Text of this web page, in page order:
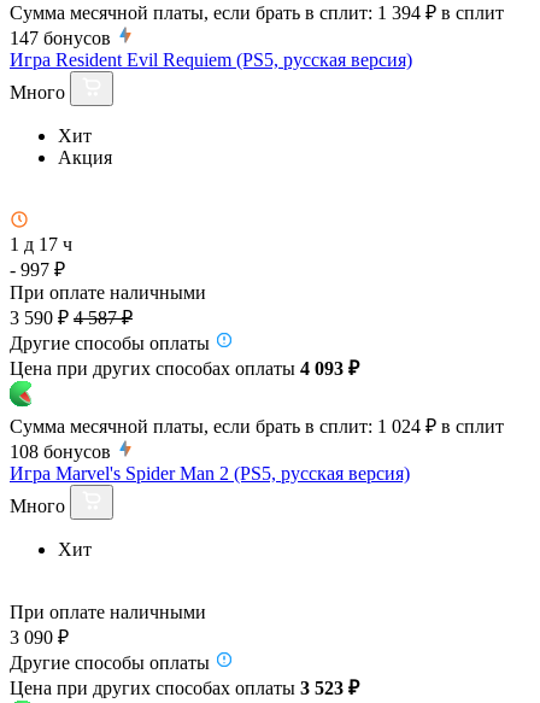
Сумма месячной платы, если брать в сплит: 1 394 ₽ в сплит
147 бонусов
Игра Resident Evil Requiem (PS5, русская версия)
Много
Хит
Акция
1 д 17 ч
- 997 ₽
При оплате наличными
3 590 ₽ 4 587 ₽
Другие способы оплаты
Цена при других способах оплаты 4 093 ₽
Сумма месячной платы, если брать в сплит: 1 024 ₽ в сплит
108 бонусов
Игра Marvel's Spider Man 2 (PS5, русская версия)
Много
Хит
При оплате наличными
3 090 ₽
Другие способы оплаты
Цена при других способах оплаты 3 523 ₽